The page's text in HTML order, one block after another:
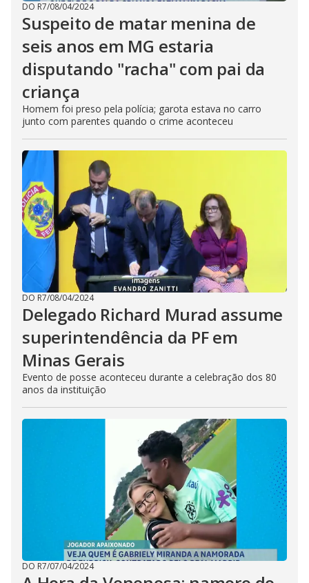
DO R7/08/04/2024
Suspeito de matar menina de
seis anos em MG estaria
disputando "racha" com pai da
criança
Homem foi preso pela polícia; garota estava no carro
junto com parentes quando o crime aconteceu
DO R7/08/04/2024
Delegado Richard Murad assume
superintendência da PF em
Minas Gerais
Evento de posse aconteceu durante a celebração dos 80
anos da instituição
DO R7/07/04/2024